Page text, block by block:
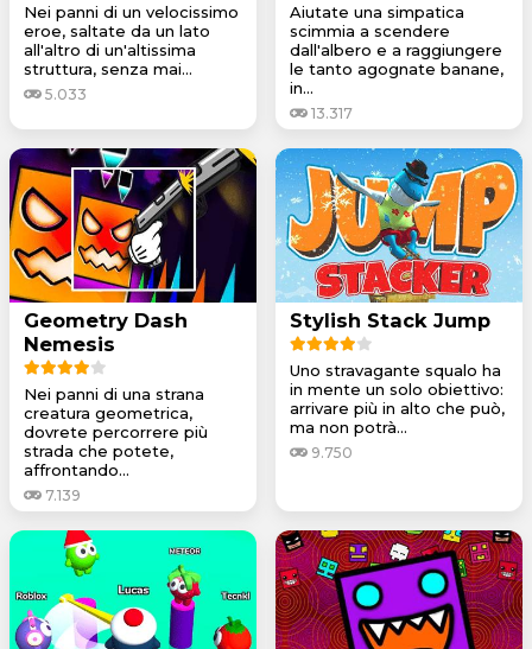
Nei panni di un velocissimo
eroe, saltate da un lato
all'altro di un'altissima
struttura, senza mai...
5.033
Aiutate una simpatica
scimmia a scendere
dall'albero e a raggiungere
le tanto agognate banane,
in...
13.317
Geometry Dash
Nemesis
Nei panni di una strana
creatura geometrica,
dovrete percorrere più
strada che potete,
affrontando...
7.139
Stylish Stack Jump
Uno stravagante squalo ha
in mente un solo obiettivo:
arrivare più in alto che può,
ma non potrà...
9.750